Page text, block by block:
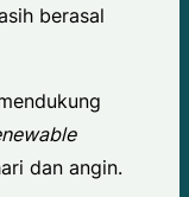
berasal
dan angin.